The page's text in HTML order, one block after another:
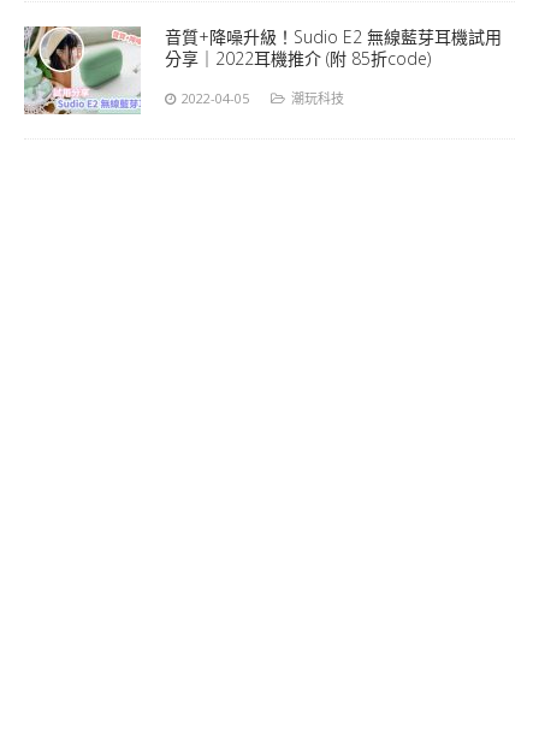
音質+降噪升級！Sudio E2 無線藍芽耳機試用
分享｜2022耳機推介 (附 85折code)
2022-04-05 潮玩科技